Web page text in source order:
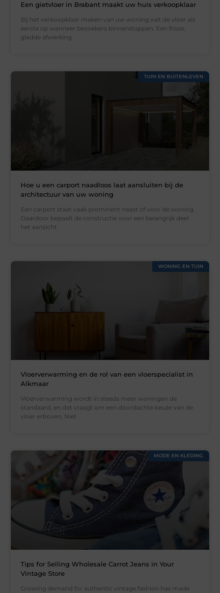
Een gietvloer in Brabant maakt uw huis verkoopklaar
Bij het verkoopklaar maken van uw woning valt de vloer als
eerste op wanneer bezoekers binnenstappen. Een frisse,
gladde afwerking
TUIN EN BUITENLEVEN
Hoe u een carport naadloos laat aansluiten bij de
architectuur van uw woning
Een carport staat vaak prominent naast of voor de woning.
Daardoor bepaalt de constructie voor een belangrijk deel
het aanzicht
WONING EN TUIN
Vloerverwarming en de rol van een vloerspecialist in
Alkmaar
Vloerverwarming wordt in steeds meer woningen de
standaard, en dat vraagt om een doordachte keuze van de
vloer erboven. Niet
MODE EN KLEDING
Tips for Selling Wholesale Carrot Jeans in Your
Vintage Store
Growing demand for authentic vintage fashion has made